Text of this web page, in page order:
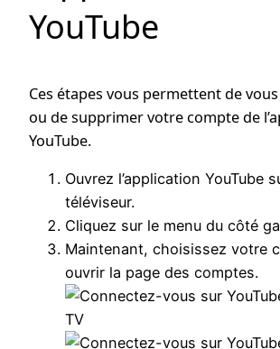
YouTube
Ces étapes vous permettent de
ou de supprimer votre compte de
YouTube.
Ouvrez l’application YouTube
téléviseur.
Cliquez sur le menu du côté
Maintenant, choisissez votre
ouvrir la page des comptes.